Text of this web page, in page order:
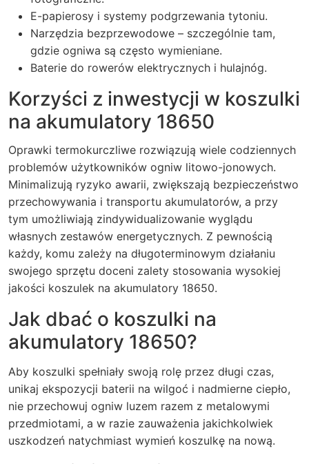
E-papierosy i systemy podgrzewania tytoniu.
Narzędzia bezprzewodowe – szczególnie tam,
gdzie ogniwa są często wymieniane.
Baterie do rowerów elektrycznych i hulajnóg.
Korzyści z inwestycji w koszulki
na akumulatory 18650
Oprawki termokurczliwe rozwiązują wiele codziennych
problemów użytkowników ogniw litowo-jonowych.
Minimalizują ryzyko awarii, zwiększają bezpieczeństwo
przechowywania i transportu akumulatorów, a przy
tym umożliwiają zindywidualizowanie wyglądu
własnych zestawów energetycznych. Z pewnością
każdy, komu zależy na długoterminowym działaniu
swojego sprzętu doceni zalety stosowania wysokiej
jakości koszulek na akumulatory 18650.
Jak dbać o koszulki na
akumulatory 18650?
Aby koszulki spełniały swoją rolę przez długi czas,
unikaj ekspozycji baterii na wilgoć i nadmierne ciepło,
nie przechowuj ogniw luzem razem z metalowymi
przedmiotami, a w razie zauważenia jakichkolwiek
uszkodzeń natychmiast wymień koszulkę na nową.